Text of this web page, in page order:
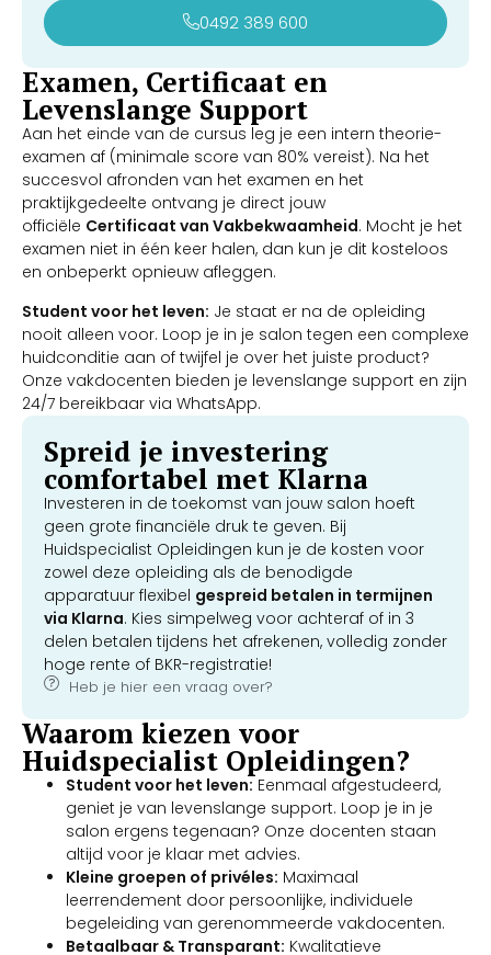
0492 389 600
Examen, Certificaat en
Levenslange Support
Aan het einde van de cursus leg je een intern theorie-
examen af (minimale score van 80% vereist). Na het
succesvol afronden van het examen en het
praktijkgedeelte ontvang je direct jouw
officiële Certificaat van Vakbekwaamheid. Mocht je het
examen niet in één keer halen, dan kun je dit kosteloos
en onbeperkt opnieuw afleggen.
Student voor het leven: Je staat er na de opleiding
nooit alleen voor. Loop je in je salon tegen een complexe
huidconditie aan of twijfel je over het juiste product?
Onze vakdocenten bieden je levenslange support en zijn
24/7 bereikbaar via WhatsApp.
Spreid je investering
comfortabel met Klarna
Investeren in de toekomst van jouw salon hoeft
geen grote financiële druk te geven. Bij
Huidspecialist Opleidingen kun je de kosten voor
zowel deze opleiding als de benodigde
apparatuur flexibel gespreid betalen in termijnen
via Klarna. Kies simpelweg voor achteraf of in 3
delen betalen tijdens het afrekenen, volledig zonder
hoge rente of BKR-registratie!
Heb je hier een vraag over?
Waarom kiezen voor
Huidspecialist Opleidingen?
Student voor het leven: Eenmaal afgestudeerd,
geniet je van levenslange support. Loop je in je
salon ergens tegenaan? Onze docenten staan
altijd voor je klaar met advies.
Kleine groepen of privéles: Maximaal
leerrendement door persoonlijke, individuele
begeleiding van gerenommeerde vakdocenten.
Betaalbaar & Transparant: Kwalitatieve